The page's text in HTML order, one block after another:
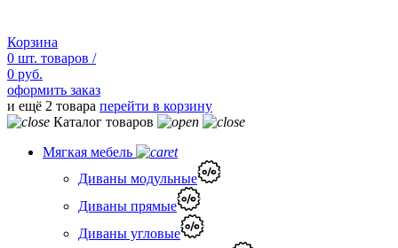
Корзина
0 шт. товаров /
0 руб.
оформить заказ
и ещё 2 товара перейти в корзину
Каталог товаров
Мягкая мебель
Диваны модульные
Диваны прямые
Диваны угловые